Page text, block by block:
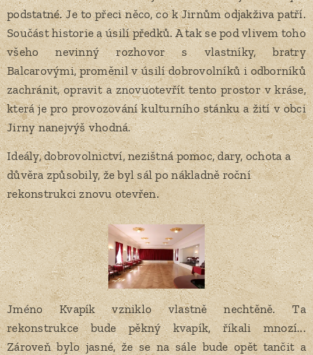
podstatné. Je to přeci něco, co k Jirnům odjakživa patří.
Součást historie a úsilí předků. A tak se pod vlivem toho
všeho nevinný rozhovor s vlastníky, bratry
Balcarovými, proměnil v úsilí dobrovolníků i odborníků
zachránit, opravit a znovuotevřít tento prostor v kráse,
která je pro provozování kulturního stánku a žití v obci
Jirny nanejvýš vhodná.
Ideály, dobrovolnictví, nezištná pomoc, dary, ochota a
důvěra způsobily, že byl sál po nákladně roční
rekonstrukci znovu otevřen.
Jméno Kvapík vzniklo vlastně nechtěně. Ta
rekonstrukce bude pěkný kvapík, říkali mnozí...
Zároveň bylo jasné, že se na sále bude opět tančit a